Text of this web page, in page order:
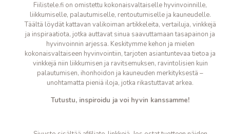
Fiilistele.fi on omistettu kokonaisvaltaiselle hyvinvoinnille,
liikkumiselle, palautumiselle, rentoutumiselle ja kauneudelle.
Täältä löydät kattavan valikoiman artikkeleita, vertailuja, vinkkejä
ja inspiraatiota, jotka auttavat sinua saavuttamaan tasapainon ja
hyvinvoinnin arjessa. Keskitymme kehon ja mielen
kokonaisvaltaiseen hyvinvointiin, tarjoten asiantuntevaa tietoa ja
vinkkejä niin liikkumisen ja ravitsemuksen, ravintolisien kuin
palautumisen, ihonhoidon ja kauneuden merkityksestä –
unohtamatta pieniä iloja, jotka rikastuttavat arkea.
Tutustu, inspiroidu ja voi hyvin kanssamme!